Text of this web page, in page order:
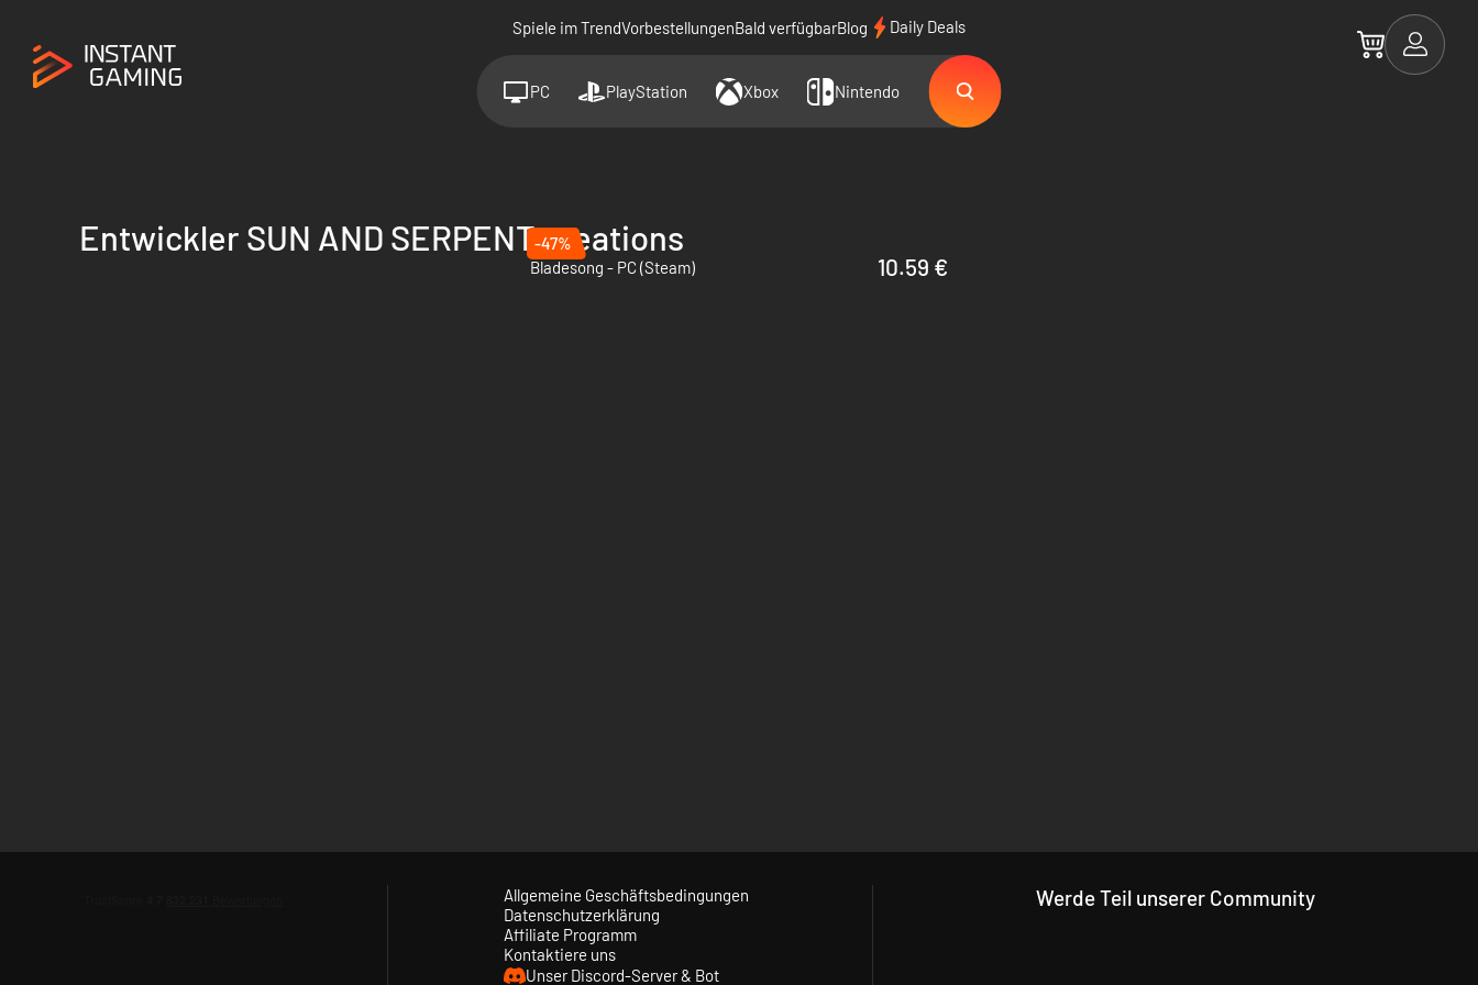
Spiele im TrendVorbestellungenBald verfügbarBlog Daily Deals
PC PlayStation Xbox Nintendo
Entwickler SUN AND SERPENT creations
-47%
Bladesong - PC (Steam)
10.59 €
Allgemeine Geschäftsbedingungen
Datenschutzerklärung
Affiliate Programm
Kontaktiere uns
Unser Discord-Server & Bot
Werde Teil unserer Community